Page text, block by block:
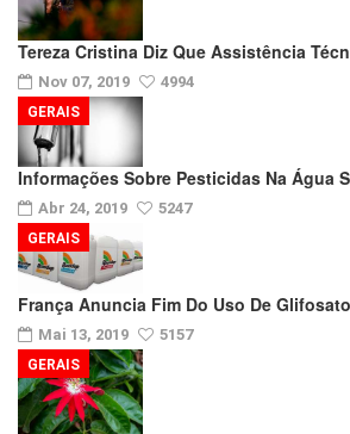
Tereza Cristina Diz Que Assistência
Nov 07, 2019 4994
Informações Sobre Pesticidas Na Água
Abr 24, 2019 5247
GERAIS
França Anuncia Fim Do Uso De
Mai 13, 2019 5157
GERAIS
GERAIS